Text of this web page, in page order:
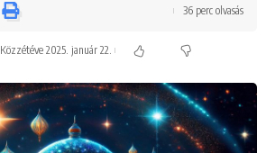
Közzétéve 2025. január 22.
36 perc olvasás